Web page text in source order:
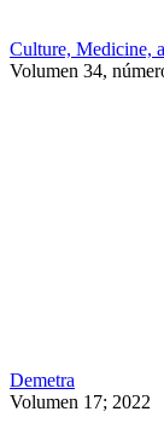
Culture, Medicine,
Volumen 34,
Demetra
Volumen 17; 2022